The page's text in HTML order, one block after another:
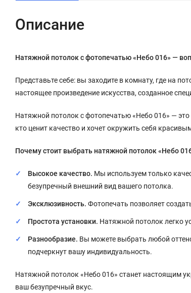
Описание
Натяжной потолок с фотопечатью «Небо 016» —
Представьте себе: вы заходите в комнату, где на
настоящее произведение искусства, созданное
Натяжной потолок с фотопечатью «Небо 016» — это
кто ценит качество и хочет окружить себя
Почему стоит выбрать натяжной потолок «Небо
Высокое качество. Мы используем только
безупречный внешний вид вашего потолка.
Эксклюзивность. Фотопечать позволяет
Простота установки. Натяжной потолок легко
Разнообразие. Вы можете выбрать любой
подчеркнут вашу индивидуальность.
Натяжной потолок «Небо 016» станет настоящим
ваш безупречный вкус.